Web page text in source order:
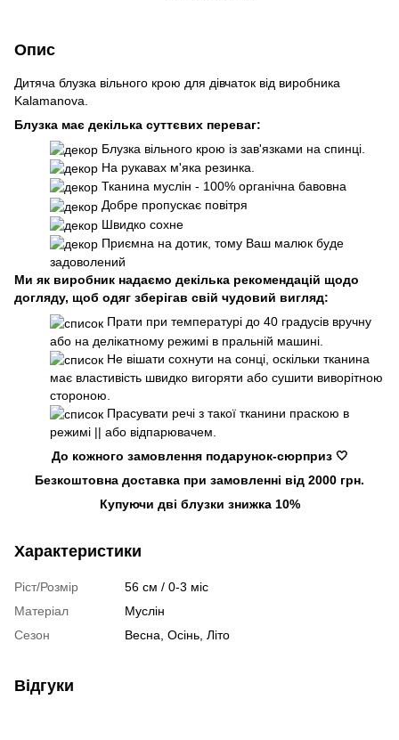
Опис
Дитяча блузка вільного крою для дівчаток від виробника
Kalamanova.
Блузка має декілька суттєвих переваг:
Блузка вільного крою із зав'язками на спинці.
На рукавах м'яка резинка.
Тканина муслін - 100% органічна бавовна
Добре пропускає повітря
Швидко сохне
Приємна на дотик, тому Ваш малюк буде
задоволений
Ми як виробник надаємо декілька рекомендацій щодо
догляду, щоб одяг зберігав свій чудовий вигляд:
Прати при температурі до 40 градусів вручну
або на делікатному режимі в пральній машині.
Не вішати сохнути на сонці, оскільки тканина
має властивість швидко вигоряти або сушити виворітною
стороною.
Прасувати речі з такої тканини праскою в
режимі || або відпарювачем.
До кожного замовлення подарунок-сюрприз 🤍
Безкоштовна доставка при замовленні від 2000 грн.
Купуючи дві блузки знижка 10%
Характеристики
Ріст/Розмір
56 см / 0-3 міс
Матеріал
Муслін
Сезон
Весна, Осінь, Літо
Відгуки